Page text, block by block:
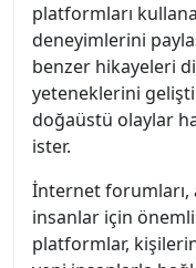
platformları
deneyimlerini
benzer hikayeleri
yeteneklerini
doğaüstü olaylar
ister.
İnternet
insanlar için
platformlar,